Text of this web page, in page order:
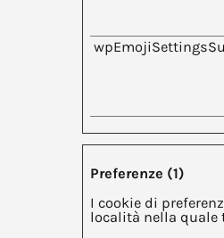
Preferenze (1)
I cookie di
località nella quale